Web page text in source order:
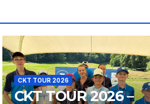
CKT TOUR 2026
CKT TOUR 2026 –